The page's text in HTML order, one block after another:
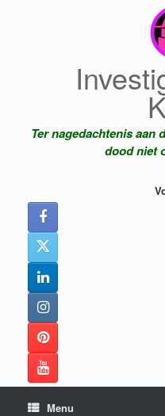
Ter nagedachtenis aan
dood niet
Menu